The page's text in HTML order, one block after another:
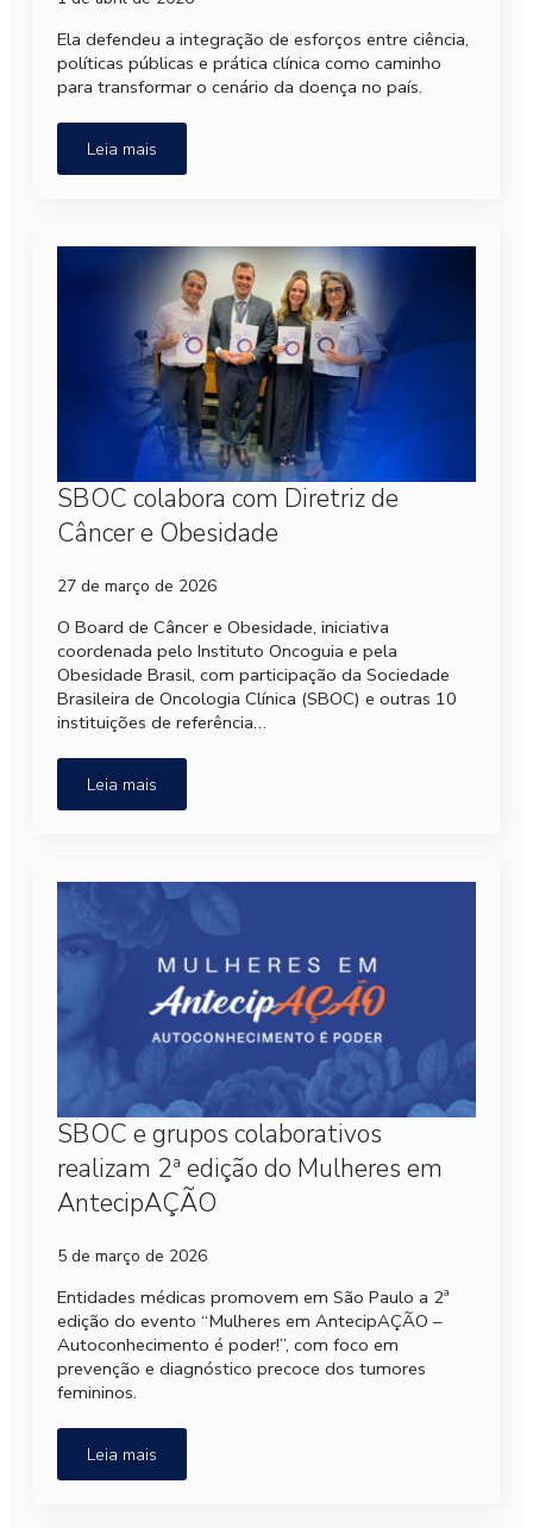
Ela defendeu a integração de esforços entre ciência,
políticas públicas e prática clínica como caminho
para transformar o cenário da doença no país.
Leia mais
SBOC colabora com Diretriz de
Câncer e Obesidade
27 de março de 2026
O Board de Câncer e Obesidade, iniciativa
coordenada pelo Instituto Oncoguia e pela
Obesidade Brasil, com participação da Sociedade
Brasileira de Oncologia Clínica (SBOC) e outras 10
instituições de referência…
Leia mais
SBOC e grupos colaborativos
realizam 2ª edição do Mulheres em
AntecipAÇÃO
5 de março de 2026
Entidades médicas promovem em São Paulo a 2ª
edição do evento “Mulheres em AntecipAÇÃO –
Autoconhecimento é poder!”, com foco em
prevenção e diagnóstico precoce dos tumores
femininos.
Leia mais